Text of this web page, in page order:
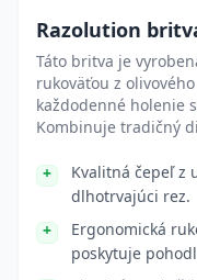
Razolution
Táto britva je
rukoväťou z
každodenné holenie
Kombinuje tradičný
Kvalitná čepeľ z
dlhotrvajúci rez.
Ergonomická
poskytuje